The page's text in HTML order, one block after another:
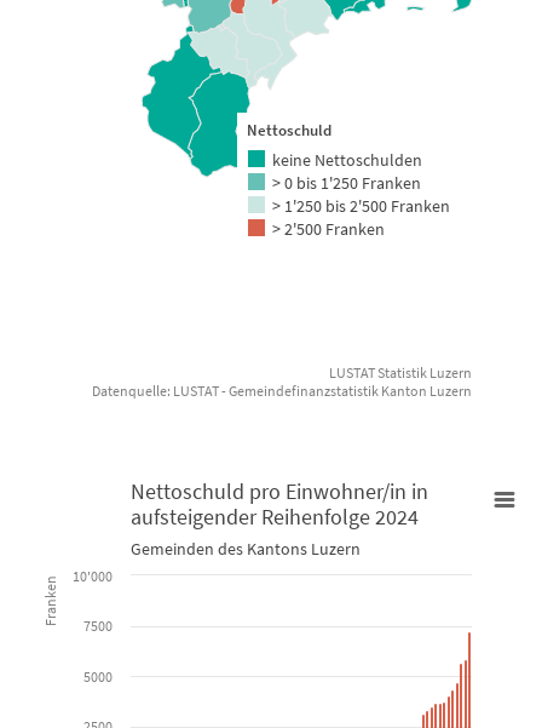
keine Nettoschulden
> 0 bis 1'250 Franken
> 1'250 bis 2'500 Franken
> 2'500 Franken
Nettoschuld
LUSTAT Statistik Luzern
Datenquelle: LUSTAT - Gemeindefinanzstatistik Kanton Luzern
Nettoschuld pro Einwohner/in in aufsteigender Reihenfolge
Bar chart with 3 data series.
Gemeinden des Kantons Luzern
View as data table, Nettoschuld pro Einwohner/in in
Franken
Nettoschuld pro Einwohner/in in
aufsteigender Reihenfolge 2024
Gemeinden des Kantons Luzern
5000
7500
10'000